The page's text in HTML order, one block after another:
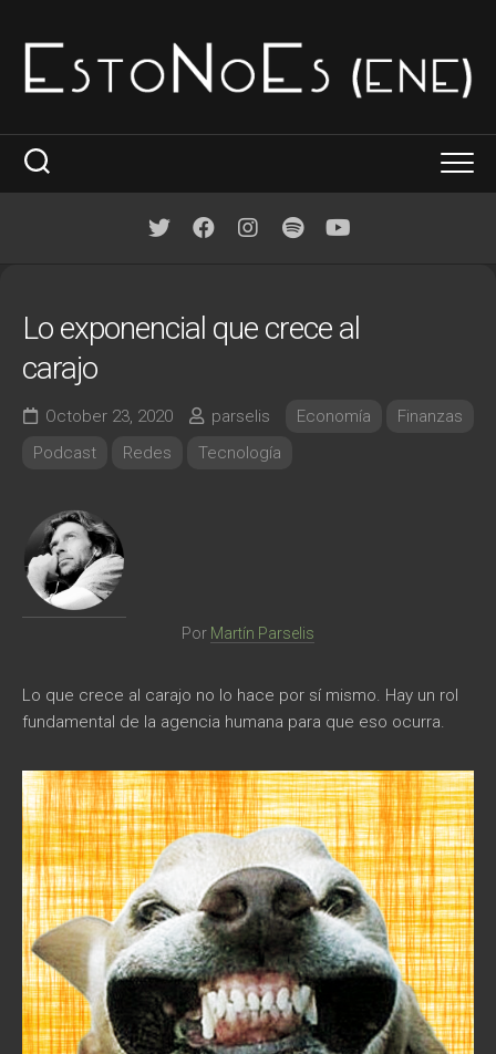
Por temas
Arte
Comunicación
Cultura
Economía
Educación
Espacio
Libros
Medicina
Medios
Podcast
Lo exponencial que crece al
carajo
October 23, 2020 parselis Economía
Finanzas
Podcast
Redes Tecnología
Por Martín Parselis
Lo que crece al carajo no lo hace por sí mismo. Hay un rol
fundamental de la agencia humana para que eso ocurra.